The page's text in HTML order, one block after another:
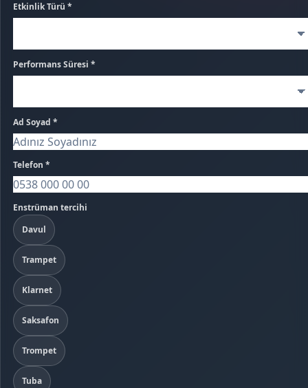
Etkinlik Türü *
Performans Süresi *
Ad Soyad *
Telefon *
Enstrüman tercihi
Davul
Trampet
Klarnet
Saksafon
Trompet
Tuba